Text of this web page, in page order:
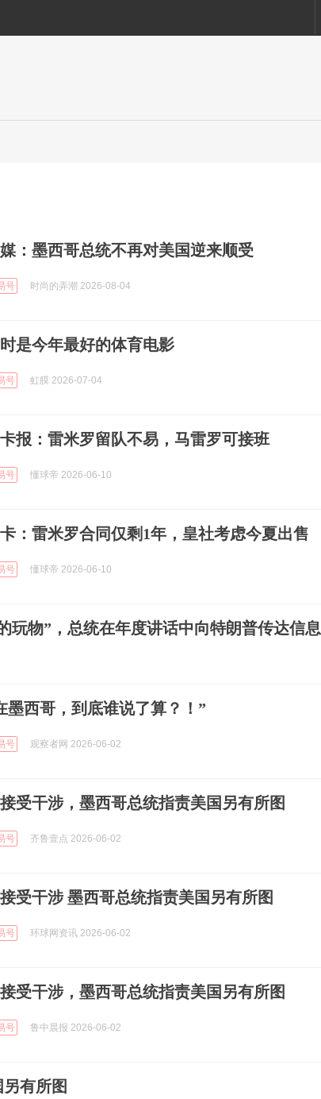
：墨西哥总统不再对美国逆来顺受
号 时尚的弄潮 2026-08-04
是今年最好的体育电影
号 虹膜 2026-07-04
报：雷米罗留队不易，马雷罗可接班
号 懂球帝 2026-06-10
：雷米罗合同仅剩1年，皇社考虑今夏出售
号 懂球帝 2026-06-10
玩物”，总统在年度讲话中向特朗普传达信息
墨西哥，到底谁说了算？！”
号 观察者网 2026-06-02
受干涉，墨西哥总统指责美国另有所图
号 齐鲁壹点 2026-06-02
受干涉 墨西哥总统指责美国另有所图
号 环球网资讯 2026-06-02
受干涉，墨西哥总统指责美国另有所图
号 鲁中晨报 2026-06-02
有所图